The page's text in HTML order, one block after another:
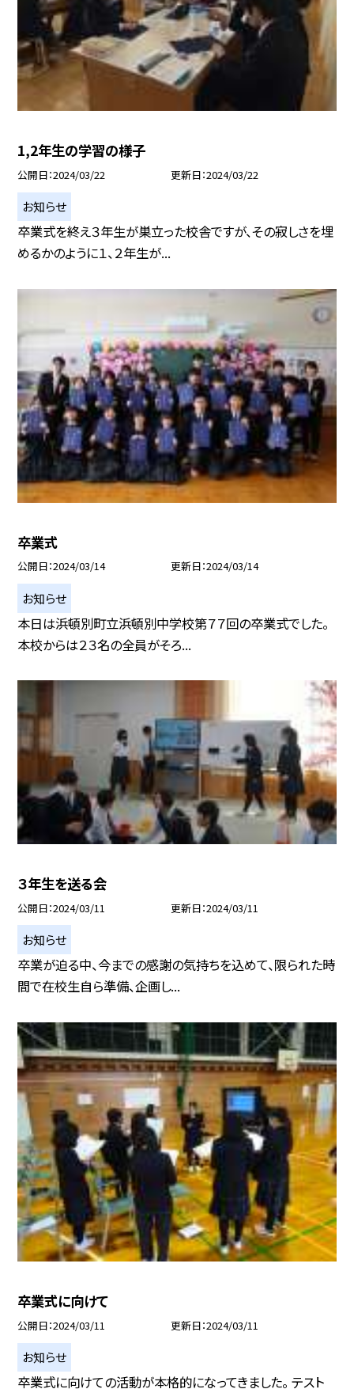
1,2年生の学習の様子
公開日 2024/03/22 更新日 2024/03/22
お知らせ
卒業式を終え３年生が巣立った校舎ですが、その寂しさを埋
めるかのように１、２年生が...
卒業式
公開日 2024/03/14 更新日 2024/03/14
お知らせ
本日は浜頓別町立浜頓別中学校第７７回の卒業式でした。
本校からは２３名の全員がそろ...
３年生を送る会
公開日 2024/03/11 更新日 2024/03/11
お知らせ
卒業が迫る中、今までの感謝の気持ちを込めて、限られた時
間で在校生自ら準備、企画し...
卒業式に向けて
公開日 2024/03/11 更新日 2024/03/11
お知らせ
卒業式に向けての活動が本格的になってきました。 テスト